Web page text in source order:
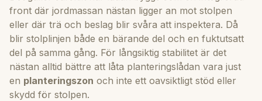
front där jordmassan nästan ligger an mot stolpen
eller där trä och beslag blir svåra att inspektera. Då
blir stolplinjen både en bärande del och en fuktutsatt
del på samma gång. För långsiktig stabilitet är det
nästan alltid bättre att låta planteringslådan vara just
en planteringszon och inte ett oavsiktligt stöd eller
skydd för stolpen.